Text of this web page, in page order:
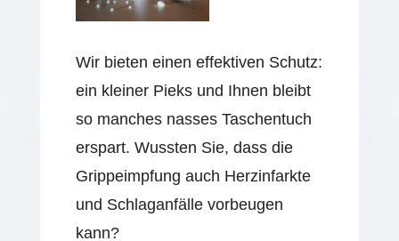
Wir bieten einen effektiven Schutz:
ein kleiner Pieks und Ihnen bleibt
so manches nasses Taschentuch
erspart. Wussten Sie, dass die
Grippeimpfung auch Herzinfarkte
und Schlaganfälle vorbeugen
kann?